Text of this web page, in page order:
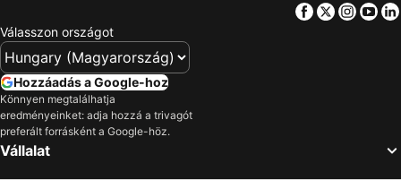
Facebook
Twitter
Válasszon országot
Hozzáadás a Google-hoz
Könnyen megtalálhatja
eredményeinket: adja hozzá a trivagót
preferált forrásként a Google-höz.
Vállalat